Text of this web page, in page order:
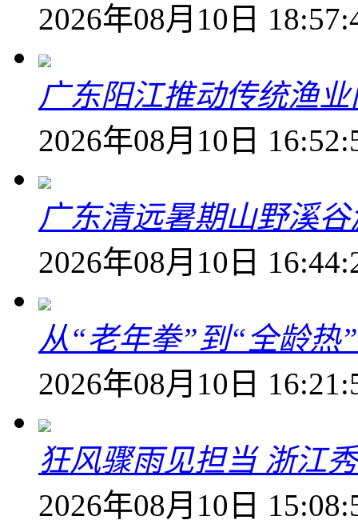
2026年08月10日
广东阳江推动传统渔
2026年08月10日
广东清远暑期山野溪
2026年08月10日
从“老年拳”到“全龄热
2026年08月10日
狂风骤雨见担当 浙江
2026年08月10日